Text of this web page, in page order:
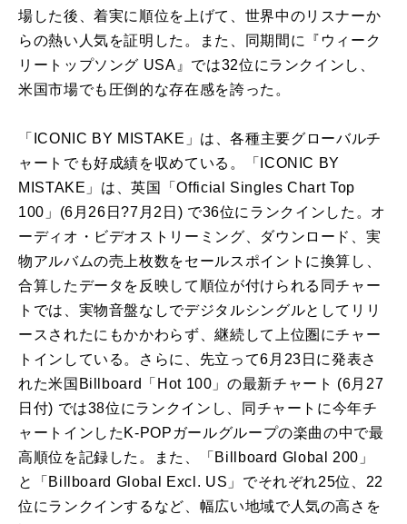
場した後、着実に順位を上げて、世界中のリスナーか
らの熱い人気を証明した。また、同期間に『ウィーク
リートップソング USA』では32位にランクインし、
米国市場でも圧倒的な存在感を誇った。
「ICONIC BY MISTAKE」は、各種主要グローバルチ
ャートでも好成績を収めている。「ICONIC BY
MISTAKE」は、英国「Official Singles Chart Top
100」(6月26日?7月2日) で36位にランクインした。オ
ーディオ・ビデオストリーミング、ダウンロード、実
物アルバムの売上枚数をセールスポイントに換算し、
合算したデータを反映して順位が付けられる同チャー
トでは、実物音盤なしでデジタルシングルとしてリリ
ースされたにもかかわらず、継続して上位圏にチャー
トインしている。さらに、先立って6月23日に発表さ
れた米国Billboard「Hot 100」の最新チャート (6月27
日付) では38位にランクインし、同チャートに今年チ
ャートインしたK-POPガールグループの楽曲の中で最
高順位を記録した。また、「Billboard Global 200」
と「Billboard Global Excl. US」でそれぞれ25位、22
位にランクインするなど、幅広い地域で人気の高さを